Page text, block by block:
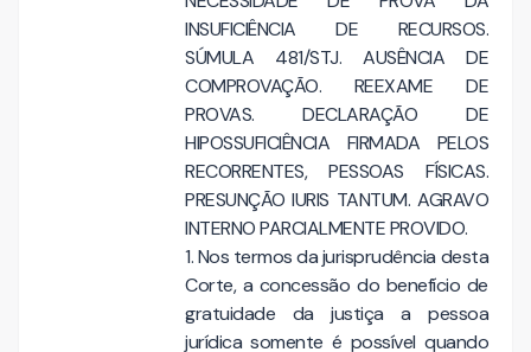
INSUFICIÊNCIA DE RECURSOS.
SÚMULA 481/STJ. AUSÊNCIA DE
COMPROVAÇÃO. REEXAME DE
PROVAS. DECLARAÇÃO DE
HIPOSSUFICIÊNCIA FIRMADA PELOS
RECORRENTES, PESSOAS FÍSICAS.
PRESUNÇÃO IURIS TANTUM. AGRAVO
INTERNO PARCIALMENTE PROVIDO.
1. Nos termos da jurisprudência desta
Corte, a concessão do benefício de
gratuidade da justiça a pessoa
jurídica somente é possível quando